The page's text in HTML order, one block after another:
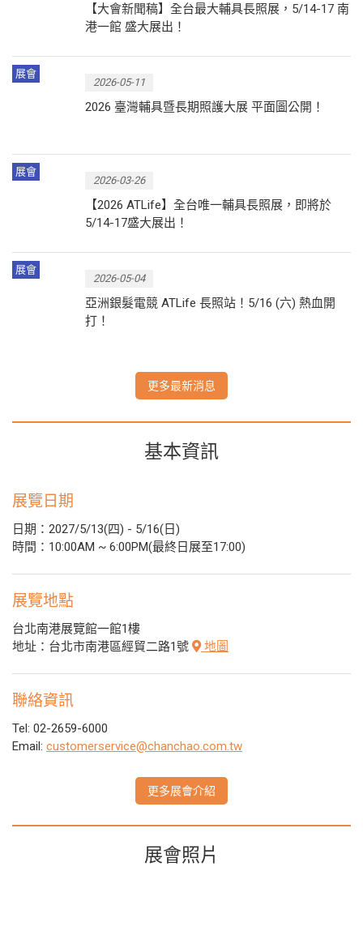
【大會新聞稿】全台最大輔具長照展，5/14-17 南
港一館 盛大展出！
展會
2026-05-11
2026 臺灣輔具暨長期照護大展 平面圖公開！
展會
2026-03-26
【2026 ATLife】全台唯一輔具長照展，即將於
5/14-17盛大展出！
展會
2026-05-04
亞洲銀髮電競 ATLife 長照站！5/16 (六) 熱血開
打！
更多最新消息
基本資訊
展覽日期
日期：2027/5/13(四) - 5/16(日)
時間：10:00AM ~ 6:00PM(最終日展至17:00)
展覽地點
台北南港展覽館一館1樓
地址：台北市南港區經貿二路1號
地圖
聯絡資訊
Tel: 02-2659-6000
Email: customerservice@chanchao.com.tw
更多展會介紹
展會照片